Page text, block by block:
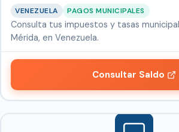
VENEZUELA PAGOS MUNICIPALES
Consulta tus impuestos y tasas
Mérida, en Venezuela.
Consultar Saldo